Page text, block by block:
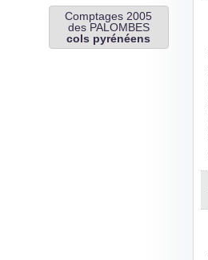
Comptages 2005
des PALOMBES
cols pyrénéens